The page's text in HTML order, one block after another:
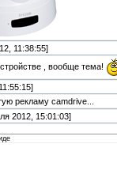
11:38:55]
, вообще тема!
рекламу camdrive...
2012, 15:01:03]